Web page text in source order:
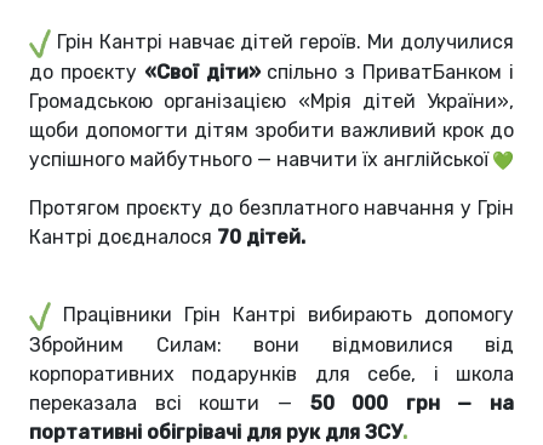
Грін Кантрі навчає дітей героїв. Ми долучилися
до проєкту «Свої діти»спільно з ПриватБанком і
Громадською організацією «Мрія дітей України»,
щоби допомогти дітям зробити важливий крок до
успішного майбутнього — навчити їх англійської
Протягом проєкту до безплатного навчання у Грін
Кантрі доєдналося 70 дітей.
Працівники Грін Кантрі вибирають допомогу
Збройним Силам: вони відмовилися від
корпоративних подарунків для себе, і школа
переказала всі кошти — 50 000 грн — на
портативні обігрівачі для рук для ЗСУ.